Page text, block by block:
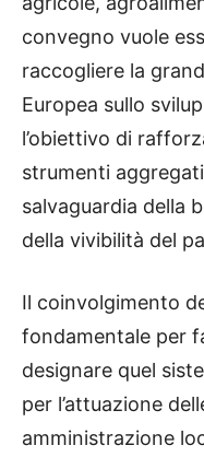
convegno vuole
raccogliere la
Europea sullo
l’obiettivo di
strumenti
salvaguardia della
della vivibilità del
Il coinvolgimento
fondamentale per
designare quel
per l’attuazione
amministrazione